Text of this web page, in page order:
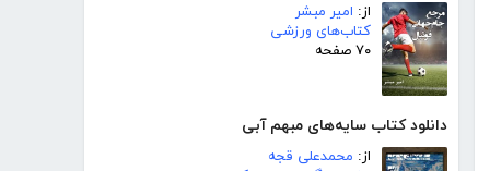
از: امیر مبشر
کتاب‌های ورزشی
۷۰ صفحه
دانلود کتاب سایه‌های مبهم آبی
از: محمدعلی قجه